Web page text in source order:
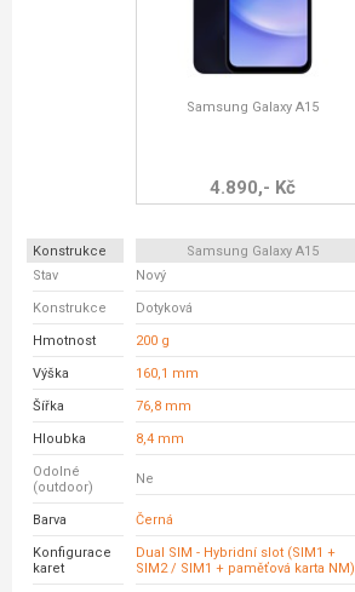
Samsung Galaxy A15
4.890,- Kč
Konstrukce Samsung Galaxy A15
Stav
Nový
Konstrukce Dotyková
Hmotnost 200 g
Výška 160,1 mm
Šířka 76,8 mm
Hloubka 8,4 mm
Odolné
(outdoor)
Ne
Barva Černá
Konfigurace
karet
Dual SIM - Hybridní slot (SIM1 +
SIM2 / SIM1 + paměťová karta NM)